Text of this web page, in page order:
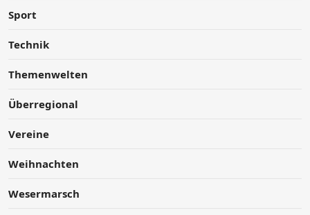
Sport
Technik
Themenwelten
Überregional
Vereine
Weihnachten
Wesermarsch